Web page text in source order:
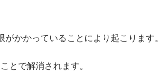
かかっていることにより起こります。
とで解消されます。